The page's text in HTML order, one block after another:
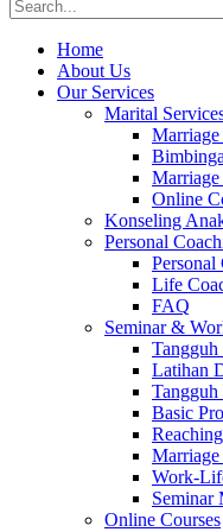
for:
Home
About Us
Our Services
Marital
Online
Konseling
Personal
Personal
Life
FAQ
Seminar &
Latihan
Tangguh
Basic
Work-
Seminar
Online Courses